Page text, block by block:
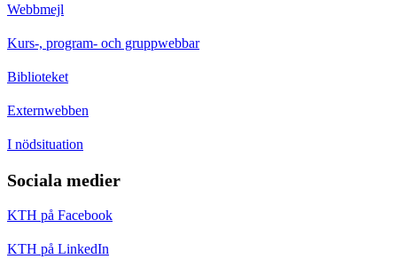
Webbmejl
Kurs-, program- och gruppwebbar
Biblioteket
Externwebben
I nödsituation
Sociala medier
KTH på Facebook
KTH på LinkedIn